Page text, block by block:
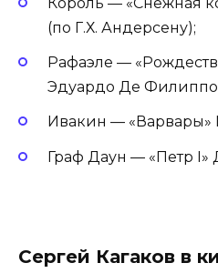
(по Г.Х. Андерсену);
Рафаэле —
Эдуардо Де
Ивакин — «Варвары»
Граф Даун — «Петр I»
Сергей Кагаков в